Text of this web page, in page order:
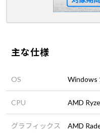
主な仕様
OS Windows
CPU AMD
グラフィックス AMD